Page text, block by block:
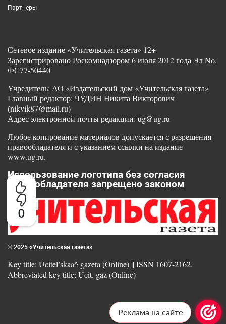
0
Партнеры
Сетевое издание «Учительская газета» 12+
Зарегистрировано Роскомнадзором 6 июля 2012 года Эл No.
ФС77-50440
Учредитель: АО «Издательский дом «Учительская газета»
Главный редактор: ЧУДИН Никита Викторович
(nikvik87@mail.ru)
Адрес электронной почты редакции: ug@ug.ru
Любое копирование материалов допускается с разрешения
правообладателя и с указанием ссылки на издание
www.ug.ru.
Использование логотипа без согласия
правообладателя запрещено законом
© 2025 «Учительская газета»
Key title: Ucitel’skaa^ gazeta (Online) || ISSN 1607-2162.
Abbreviated key title: Ucit. gaz (Online)
Реклама на сайте